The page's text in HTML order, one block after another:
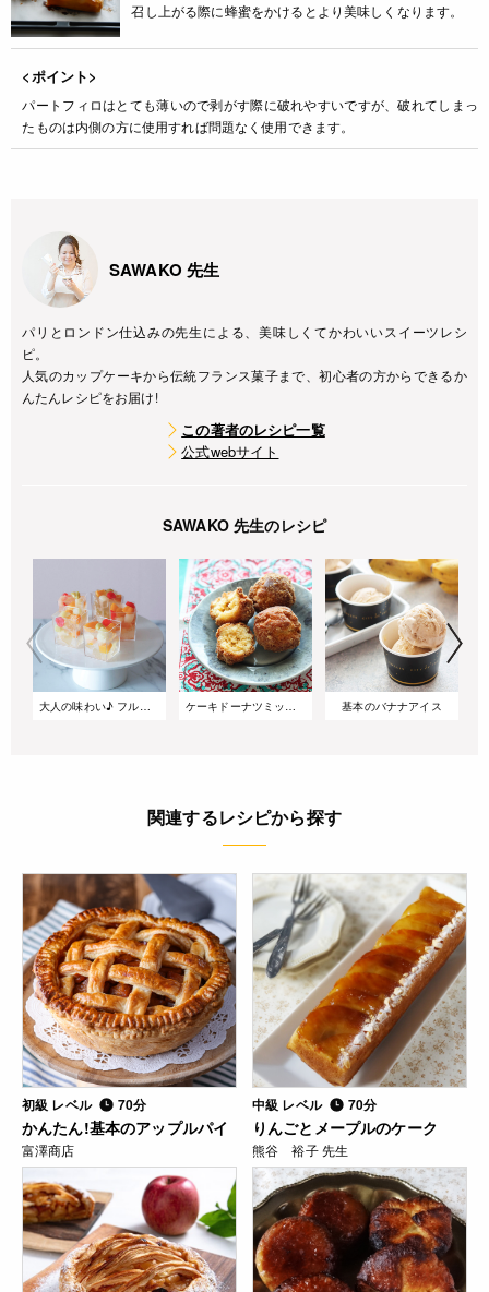
召し上がる際に蜂蜜をかけるとより美味しくなります。
<ポイント>
パートフィロはとても薄いので剥がす際に破れやすいですが、破れてしまっ
たものは内側の方に使用すれば問題なく使用できます。
SAWAKO 先生
パリとロンドン仕込みの先生による、美味しくてかわいいスイーツレシ
ピ。
人気のカップケーキから伝統フランス菓子まで、初心者の方からできるか
んたんレシピをお届け!
この著者のレシピ一覧
公式webサイト
SAWAKO 先生のレシピ
大人の味わい♪ フルーツカクテルのシャンパンゼリー ケーキドーナツミックスで作る サーターアンダギー 基本のバナナアイス
関連するレシピから探す
初級 レベル 70分
かんたん!基本のアップルパイ
富澤商店
中級 レベル 70分
りんごとメープルのケーク
熊谷 裕子 先生